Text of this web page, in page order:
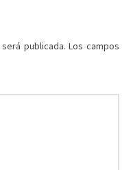
publicada. Los campos